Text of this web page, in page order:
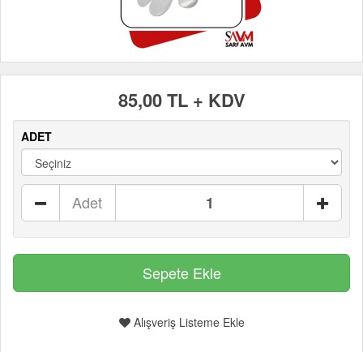
85,00 TL + KDV
ADET
Adet
Alışveriş Listeme Ekle